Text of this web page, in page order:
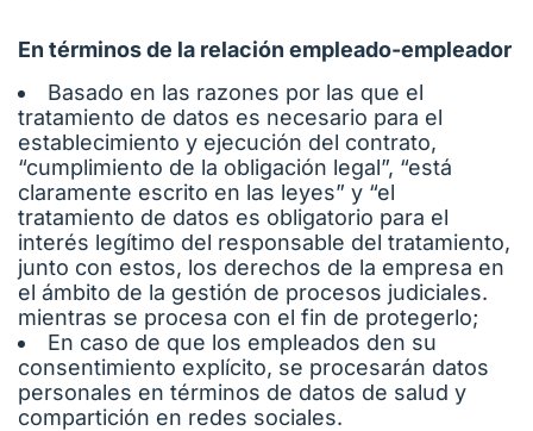
En términos de la relación empleado-empleador
Basado en las razones por las que el
tratamiento de datos es necesario para el
establecimiento y ejecución del contrato,
“cumplimiento de la obligación legal”, “está
claramente escrito en las leyes” y “el
tratamiento de datos es obligatorio para el
interés legítimo del responsable del tratamiento,
junto con estos, los derechos de la empresa en
el ámbito de la gestión de procesos judiciales.
mientras se procesa con el fin de protegerlo;
En caso de que los empleados den su
consentimiento explícito, se procesarán datos
personales en términos de datos de salud y
compartición en redes sociales.